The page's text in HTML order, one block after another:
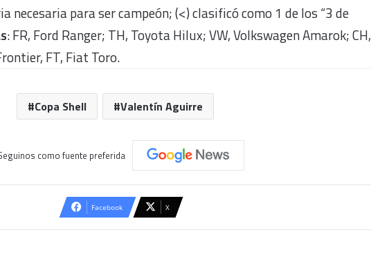
necesaria para ser campeón; (<) clasificó como 1 de los “3 de
: FR, Ford Ranger; TH, Toyota Hilux; VW, Volkswagen Amarok; CH,
FT, Fiat Toro.
Copa Shell Valentín Aguirre
como fuente preferida
Facebook X